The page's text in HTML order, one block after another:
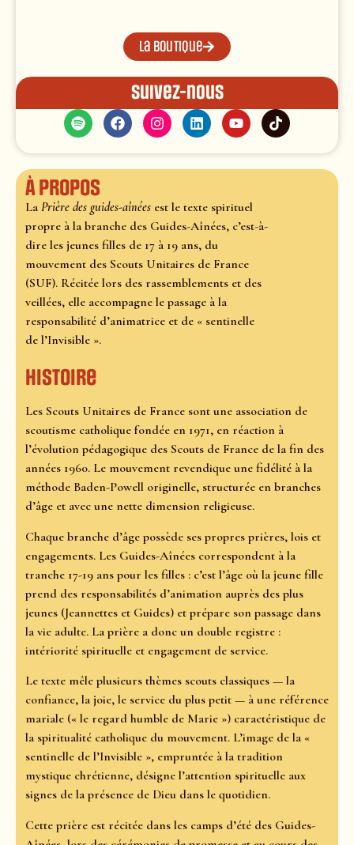
La boutique
Suivez-nous
À propos
La Prière des guides-aînées est le texte spirituel
propre à la branche des Guides-Aînées, c’est-à-
dire les jeunes filles de 17 à 19 ans, du
mouvement des Scouts Unitaires de France
(SUF). Récitée lors des rassemblements et des
veillées, elle accompagne le passage à la
responsabilité d’animatrice et de « sentinelle
de l’Invisible ».
Histoire
Les Scouts Unitaires de France sont une association de
scoutisme catholique fondée en 1971, en réaction à
l’évolution pédagogique des Scouts de France de la fin des
années 1960. Le mouvement revendique une fidélité à la
méthode Baden-Powell originelle, structurée en branches
d’âge et avec une nette dimension religieuse.
Chaque branche d’âge possède ses propres prières, lois et
engagements. Les Guides-Aînées correspondent à la
tranche 17-19 ans pour les filles : c’est l’âge où la jeune fille
prend des responsabilités d’animation auprès des plus
jeunes (Jeannettes et Guides) et prépare son passage dans
la vie adulte. La prière a donc un double registre :
intériorité spirituelle et engagement de service.
Le texte mêle plusieurs thèmes scouts classiques — la
confiance, la joie, le service du plus petit — à une référence
mariale (« le regard humble de Marie ») caractéristique de
la spiritualité catholique du mouvement. L’image de la «
sentinelle de l’Invisible », empruntée à la tradition
mystique chrétienne, désigne l’attention spirituelle aux
signes de la présence de Dieu dans le quotidien.
Cette prière est récitée dans les camps d’été des Guides-